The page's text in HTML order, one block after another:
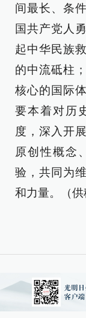
间最长、条
国共产党人
起中华民族
的中流砥柱
核心的国际
要本着对历
度，深入开
原创性概念
验，共同为
和力量。（供